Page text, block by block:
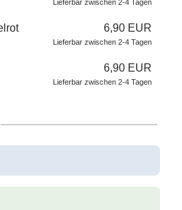
Lieferbar zwischen 2-4 Tagen
6,90 EUR
Lieferbar zwischen 2-4 Tagen
6,90 EUR
Lieferbar zwischen 2-4 Tagen